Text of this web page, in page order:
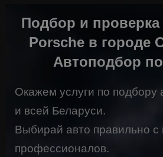
Подбор и проверка
Porsche в
Автоподбор
Окажем услуги по подбору
и всей Беларуси.
Выбирай авто правильно
профессионалов.